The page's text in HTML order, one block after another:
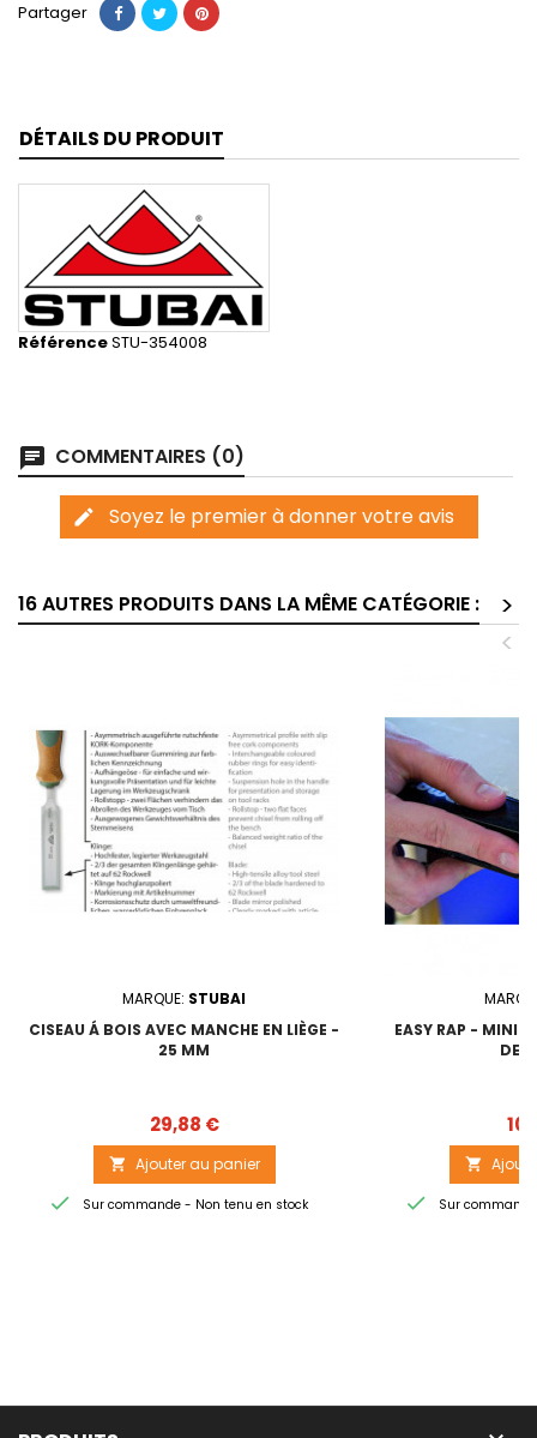
Partager
DÉTAILS DU PRODUIT
RéférenceSTU-354008
chat COMMENTAIRES (0)
edit Soyez le premier à donner votre avis
16 AUTRES PRODUITS DANS LA MÊME CATÉGORIE :
>
<
MARQUE: STUBAI
CISEAU Á BOIS AVEC MANCHE EN LIÈGE -
25 MM
Prix
29,88 €
 Ajouter au panier
 Sur commande - Non tenu en stock
EASY RAP - MINI
DE

 Sur